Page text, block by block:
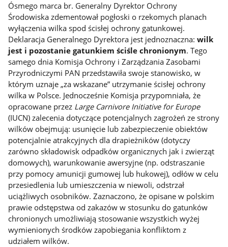
Ósmego marca br. Generalny Dyrektor Ochrony
Środowiska zdementował pogłoski o rzekomych planach
wyłączenia wilka spod ścisłej ochrony gatunkowej.
Deklaracja Generalnego Dyrektora jest jednoznaczna:wilk
jest i pozostanie gatunkiem ściśle chronionym. Tego
samego dnia Komisja Ochrony i Zarządzania Zasobami
Przyrodniczymi PAN przedstawiła swoje stanowisko, w
którym uznaje „za wskazane” utrzymanie ścisłej ochrony
wilka w Polsce. Jednocześnie Komisja przypomniała, że
opracowane przez Large Carnivore Initiative for Europe
(IUCN) zalecenia dotyczące potencjalnych zagrożeń ze strony
wilków obejmują: usunięcie lub zabezpieczenie obiektów
potencjalnie atrakcyjnych dla drapieżników (dotyczy
zarówno składowisk odpadków organicznych jak i zwierząt
domowych), warunkowanie awersyjne (np. odstraszanie
przy pomocy amunicji gumowej lub hukowej), odłów w celu
przesiedlenia lub umieszczenia w niewoli, odstrzał
uciążliwych osobników. Zaznaczono, że opisane w polskim
prawie odstępstwa od zakazów w stosunku do gatunków
chronionych umożliwiają stosowanie wszystkich wyżej
wymienionych środków zapobiegania konfliktom z
udziałem wilków.